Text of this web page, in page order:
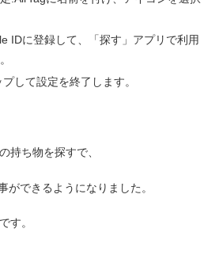
IDに登録して、「探す」アプリで利用
して設定を終了します。
持ち物を探すで、
ができるようになりました。
す。